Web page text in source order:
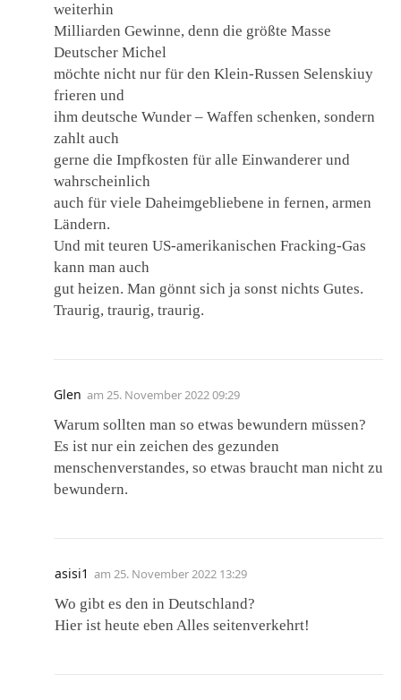
weiterhin
Milliarden Gewinne, denn die größte Masse
Deutscher Michel
möchte nicht nur für den Klein-Russen Selenskiuy
frieren und
ihm deutsche Wunder – Waffen schenken, sondern
zahlt auch
gerne die Impfkosten für alle Einwanderer und
wahrscheinlich
auch für viele Daheimgebliebene in fernen, armen
Ländern.
Und mit teuren US-amerikanischen Fracking-Gas
kann man auch
gut heizen. Man gönnt sich ja sonst nichts Gutes.
Traurig, traurig, traurig.
Glen am 25. November 2022 09:29
Warum sollten man so etwas bewundern müssen?
Es ist nur ein zeichen des gezunden
menschenverstandes, so etwas braucht man nicht zu
bewundern.
asisi1 am 25. November 2022 13:29
Wo gibt es den in Deutschland?
Hier ist heute eben Alles seitenverkehrt!